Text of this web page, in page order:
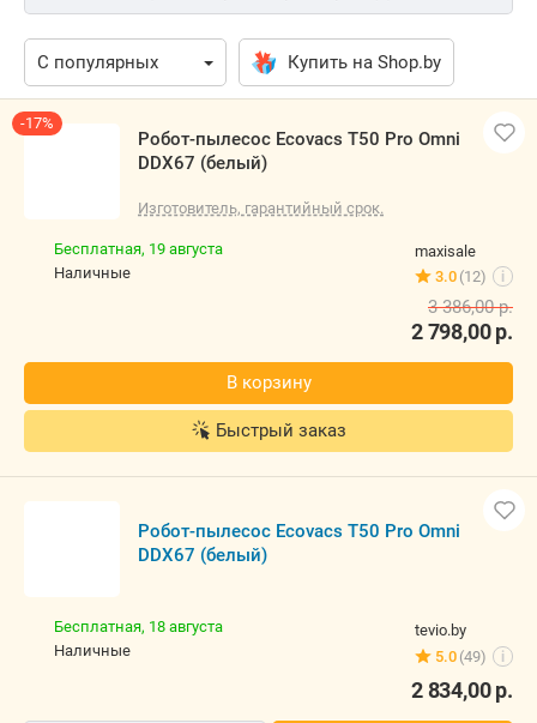
Купить на Shop.by
-17%
Изготовитель, гарантийный срок.
maxisale
3.0(12) i
р.
р.
В корзину